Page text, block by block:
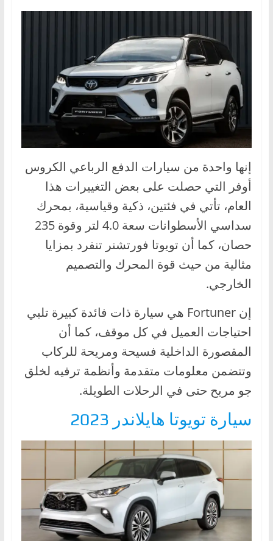
إنها واحدة من سيارات الدفع الرباعي الكروس
أوفر التي حصلت على بعض التغييرات هذا
العام، تأتي في فئتين، ذكية وقياسية، بمحرك
سداسي الأسطوانات سعة 4.0 لتر وقوة 235
حصان، كما أن تويوتا فورتشنر تنفرد بمزايا
مثالية من حيث قوة المحرك والتصميم
الخارجي.
إن Fortuner هي سيارة ذات فائدة كبيرة تلبي
احتياجات العميل في كل موقف، كما أن
المقصورة الداخلية فسيحة ومريحة للركاب
وتتضمن معلومات متقدمة وأنظمة ترفيه لخلق
جو مريح حتى في الرحلات الطويلة.
سيارة تويوتا هايلاندر 2023